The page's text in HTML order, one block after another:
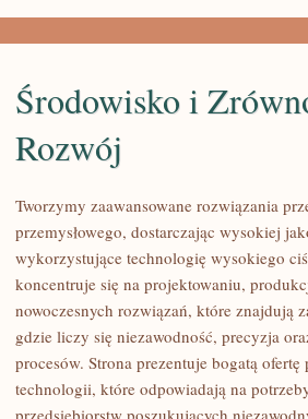
ZRÓWNOWAŻONY
Środowisko i
Rozwój
Tworzymy zaawansowane rozwiązania
przemysłowego, dostarczając wysokiej
wykorzystujące technologię wysokiego
koncentruje się na projektowaniu,
nowoczesnych rozwiązań, które znajdują
gdzie liczy się niezawodność, precyzja
procesów. Strona prezentuje bogatą ofertę
technologii, które odpowiadają na
przedsiębiorstw poszukujących